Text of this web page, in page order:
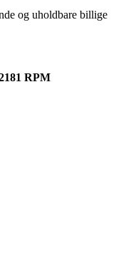
og uholdbare billige
RPM